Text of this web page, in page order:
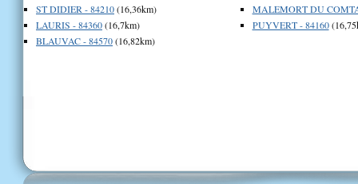
ST DIDIER - 84210(16,36km)
LAURIS - 84360(16,7km)
BLAUVAC - 84570(16,82km)
MALEMORT DU
PUYVERT - 84160